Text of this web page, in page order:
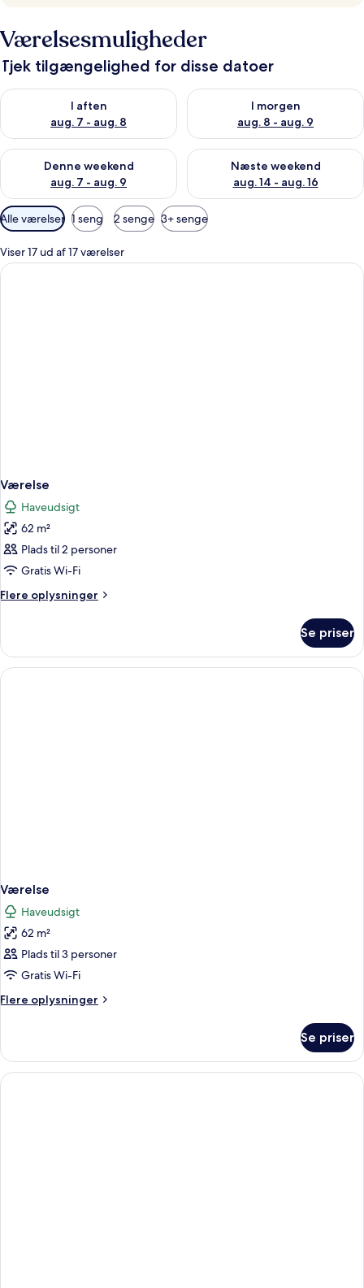
Værelsesmuligheder
Tjek tilgængelighed for disse datoer
I aften
aug. 7 - aug. 8
Tjek tilgængelighed for i aften aug. 7 - aug. 8
I morgen
aug. 8 - aug. 9
Tjek tilgængelighed for i
Denne weekend
aug. 7 - aug. 9
Tjek tilgængelighed for denne weekend aug. 7 - aug. 9
Næste weekend
aug. 14 - aug. 16
Tjek tilgængelighed for næste
Tilgængelige
filtre
for
værelser
Alle værelser 1 seng 2 senge 3+ senge
Viser 17 ud af 17 værelser
Værelse
Haveudsigt
62 m²
Plads til 2 personer
Gratis Wi-Fi
Flere oplysninger
Flere
Se priser
Værelse
Haveudsigt
62 m²
Plads til 3 personer
Gratis Wi-Fi
Flere oplysninger
Flere
Se priser